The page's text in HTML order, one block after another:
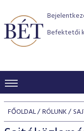
Befektetői
KERESKEDÉSI ADATOK
INDEXEK
BEFEKTETŐK
FŐOLDAL RÓLUNK